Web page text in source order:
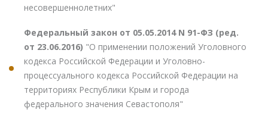
несовершеннолетних"
Федеральный закон от 05.05.2014 N 91-ФЗ (ред.
от 23.06.2016) "О применении положений Уголовного
кодекса Российской Федерации и Уголовно-
процессуального кодекса Российской Федерации на
территориях Республики Крым и города
федерального значения Севастополя"